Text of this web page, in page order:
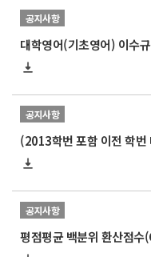
공지사항
공지사항
(2013학번 포함 이전 학번
공지사항
평점평균 백분위 환산점수